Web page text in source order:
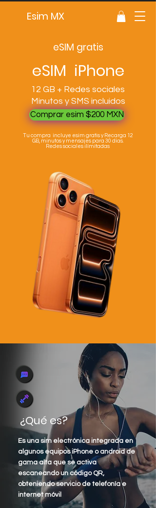
Esim MX
eSIM gratis
eSIM iPhone
12 GB + Redes sociales
Minutos y SMS incluidos
Comprar esim $200 MXN
Tu compra incluye esim gratis y Recarga 12
GB, minutos y mensajes para 30 días.
Redes sociales ilímitadas
¿Qué es?
Es una sim electrónica integrada en
algunos equipos iPhone o android de
gama alta que se activa
escaneando un código QR,
obteniendo servicio de telefonía e
internet móvil